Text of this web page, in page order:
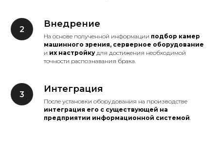
Внедрение
На основе полученной информации подбор камер
машинного зрения, серверное оборудование
и их настройкудля достижения необходимой
точности распознавания брака.
Интеграция
После установки оборудования на производстве
интеграция его с существующей на
предприятии информационной системой